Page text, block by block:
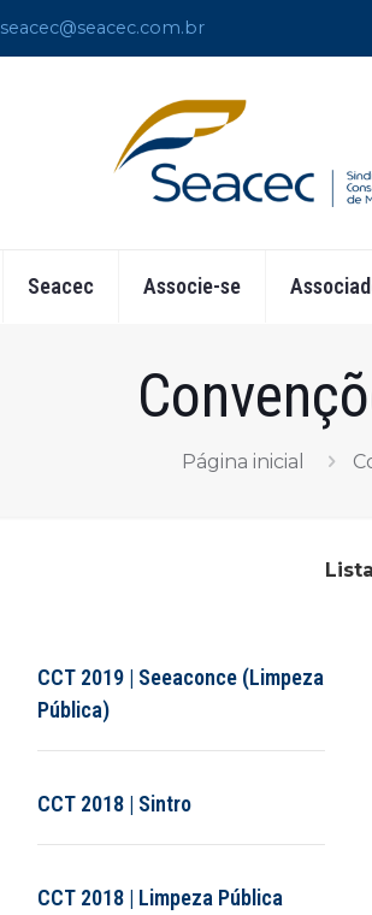
seacec@seacec.com.br
Seacec Associe-se
Página inicial
CCT 2019 | Seeaconce (Limpeza
Pública)
CCT 2018 | Sintro
CCT 2018 | Limpeza Pública